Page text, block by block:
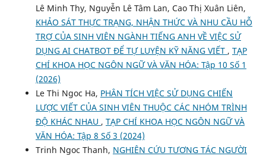
Lê Minh Thy, Nguyễn Lê Tâm Lan, Cao Thị Xuân Liên,
KHẢO SÁT THỰC TRẠNG, NHẬN THỨC VÀ NHU CẦU HỖ
TRỢ CỦA SINH VIÊN NGÀNH TIẾNG ANH VỀ VIỆC SỬ
DỤNG AI CHATBOT ĐỂ TỰ LUYỆN KỸ NĂNG VIẾT , TẠP
CHÍ KHOA HỌC NGÔN NGỮ VÀ VĂN HÓA: Tập 10 Số 1
(2026)
Le Thi Ngoc Ha, PHÂN TÍCH VIỆC SỬ DỤNG CHIẾN
LƯỢC VIẾT CỦA SINH VIÊN THUỘC CÁC NHÓM TRÌNH
ĐỘ KHÁC NHAU , TẠP CHÍ KHOA HỌC NGÔN NGỮ VÀ
VĂN HÓA: Tập 8 Số 3 (2024)
Trinh Ngoc Thanh, NGHIÊN CỨU TƯƠNG TÁC NGƯỜI